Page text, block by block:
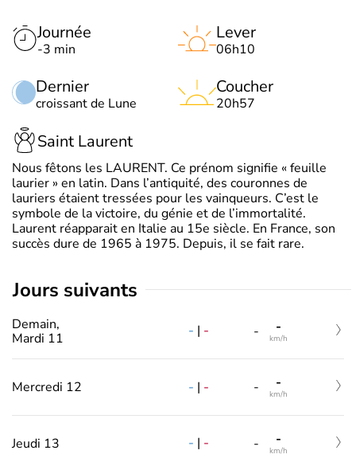
Journée
-3 min
Dernier
croissant de Lune
Lever
06h10
Coucher
20h57
Saint Laurent
Nous fêtons les LAURENT. Ce prénom signifie « feuille
laurier » en latin. Dans l’antiquité, des couronnes de
lauriers étaient tressées pour les vainqueurs. C’est le
symbole de la victoire, du génie et de l’immortalité.
Laurent réapparait en Italie au 15e siècle. En France, son
succès dure de 1965 à 1975. Depuis, il se fait rare.
jours suivants
Demain,
Mardi 11
- | - - -
km/h
Mercredi 12 - | - - -
km/h
Jeudi 13 - | - - -
km/h